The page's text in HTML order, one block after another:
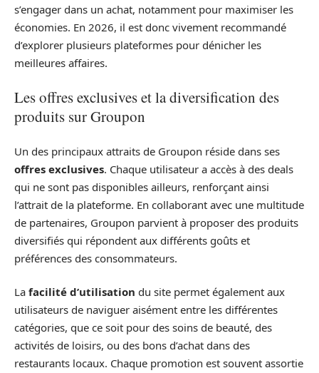
s’engager dans un achat, notamment pour maximiser les
économies. En 2026, il est donc vivement recommandé
d’explorer plusieurs plateformes pour dénicher les
meilleures affaires.
Les offres exclusives et la diversification des
produits sur Groupon
Un des principaux attraits de Groupon réside dans ses
offres exclusives. Chaque utilisateur a accès à des deals
qui ne sont pas disponibles ailleurs, renforçant ainsi
l’attrait de la plateforme. En collaborant avec une multitude
de partenaires, Groupon parvient à proposer des produits
diversifiés qui répondent aux différents goûts et
préférences des consommateurs.
La facilité d’utilisation du site permet également aux
utilisateurs de naviguer aisément entre les différentes
catégories, que ce soit pour des soins de beauté, des
activités de loisirs, ou des bons d’achat dans des
restaurants locaux. Chaque promotion est souvent assortie